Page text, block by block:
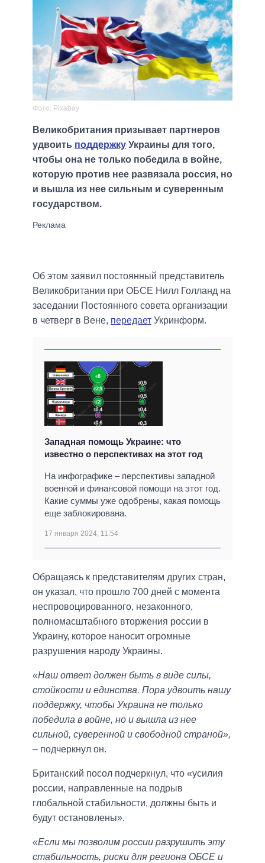
Фото: Pixabay
Великобритания призывает партнеров
удвоить поддержку Украины для того,
чтобы она не только победила в войне,
которую против нее развязала россия, но
и вышла из нее сильным и суверенным
государством.
Об этом заявил постоянный представитель
Великобритании при ОБСЕ Нилл Голланд на
заседании Постоянного совета организации
в четверг в Вене, передает Укринформ.
Западная помощь Украине: что
известно о перспективах на этот год
На инфографике – перспективы западной
военной и финансовой помощи на этот год.
Какие суммы уже одобрены, какая помощь
еще заблокирована.
17 января 2024, 11:54
Обращаясь к представителям других стран,
он указал, что прошло 700 дней с момента
неспровоцированного, незаконного,
полномасштабного вторжения россии в
Украину, которое наносит огромные
разрушения народу Украины.
«Наш ответ должен быть в виде силы,
стойкости и единства. Пора удвоить нашу
поддержку, чтобы Украина не только
победила в войне, но и вышла из нее
сильной, суверенной и свободной страной»,
– подчеркнул он.
Британский посол подчеркнул, что «усилия
россии, направленные на подрыв
глобальной стабильности, должны быть и
будут остановлены».
«Если мы позволим россии разрушить эту
стабильность, риски для региона ОБСЕ и